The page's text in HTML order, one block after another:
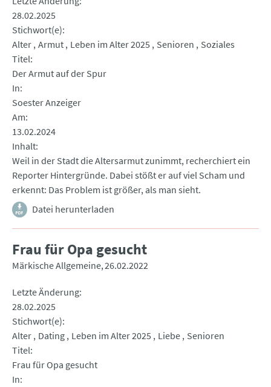
28.02.2025
Stichwort(e)
Alter Armut Leben im Alter 2025 Senioren
Soziales
Titel
Der Armut auf der Spur
In
Soester Anzeiger
Am
13.02.2024
Inhalt
Weil in der Stadt die Altersarmut zunimmt, recherchiert ein
Reporter Hintergründe. Dabei stößt er auf viel Scham und
erkennt: Das Problem ist größer, als man sieht.
Datei herunterladen
Frau für Opa gesucht
Märkische Allgemeine 26.02.2022
Letzte Änderung
28.02.2025
Stichwort(e)
Alter Dating Leben im Alter 2025 Liebe Senioren
Titel
Frau für Opa gesucht
In